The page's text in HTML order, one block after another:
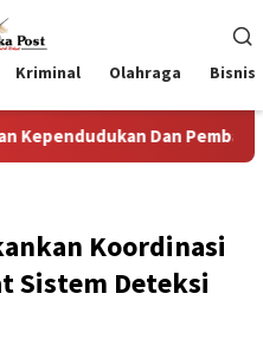
Kriminal Olahraga Bisnis
Pembangunan Keluarga
Koordinasi
Sistem Deteksi